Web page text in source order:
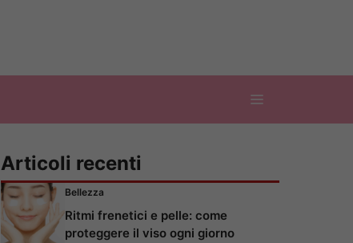
Articoli recenti
Bellezza
Ritmi frenetici e pelle: come
proteggere il viso ogni giorno